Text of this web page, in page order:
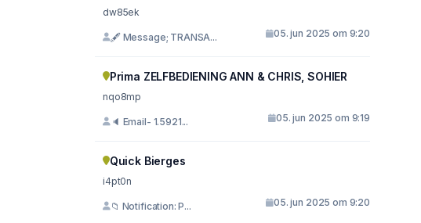
dw85ek
🖋 Message; TRANSA... 05. jun 2025 om 9:20
Prima ZELFBEDIENING ANN & CHRIS, SOHIER
nqo8mp
🔈 Email- 1.5921... 05. jun 2025 om 9:19
Quick Bierges
i4pt0n
📁 Notification: P... 05. jun 2025 om 9:20